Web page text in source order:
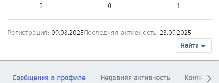
2 0 1
Регистрация 09.08.2025Последняя активность 23.09.2025
Найти
Сообщения в профиле Недавняя активность Контент